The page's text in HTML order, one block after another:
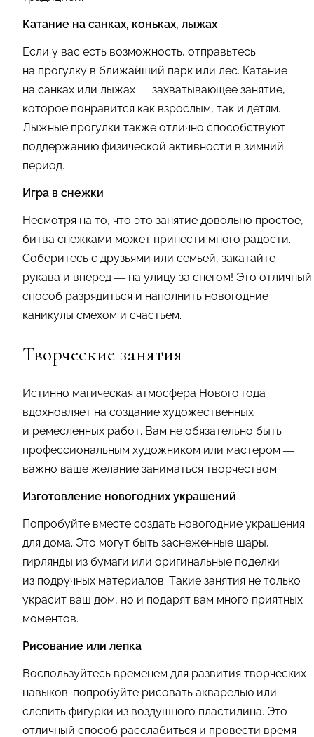
Катание на санках, коньках, лыжах
Если у вас есть возможность, отправьтесь
на прогулку в ближайший парк или лес. Катание
на санках или лыжах — захватывающее занятие,
которое понравится как взрослым, так и детям.
Лыжные прогулки также отлично способствуют
поддержанию физической активности в зимний
период.
Игра в снежки
Несмотря на то, что это занятие довольно простое,
битва снежками может принести много радости.
Соберитесь с друзьями или семьей, закатайте
рукава и вперед — на улицу за снегом! Это отличный
способ разрядиться и наполнить новогодние
каникулы смехом и счастьем.
Творческие занятия
Истинно магическая атмосфера Нового года
вдохновляет на создание художественных
и ремесленных работ. Вам не обязательно быть
профессиональным художником или мастером —
важно ваше желание заниматься творчеством.
Изготовление новогодних украшений
Попробуйте вместе создать новогодние украшения
для дома. Это могут быть заснеженные шары,
гирлянды из бумаги или оригинальные поделки
из подручных материалов. Такие занятия не только
украсит ваш дом, но и подарят вам много приятных
моментов.
Рисование или лепка
Воспользуйтесь временем для развития творческих
навыков: попробуйте рисовать акварелью или
слепить фигурки из воздушного пластилина. Это
отличный способ расслабиться и провести время